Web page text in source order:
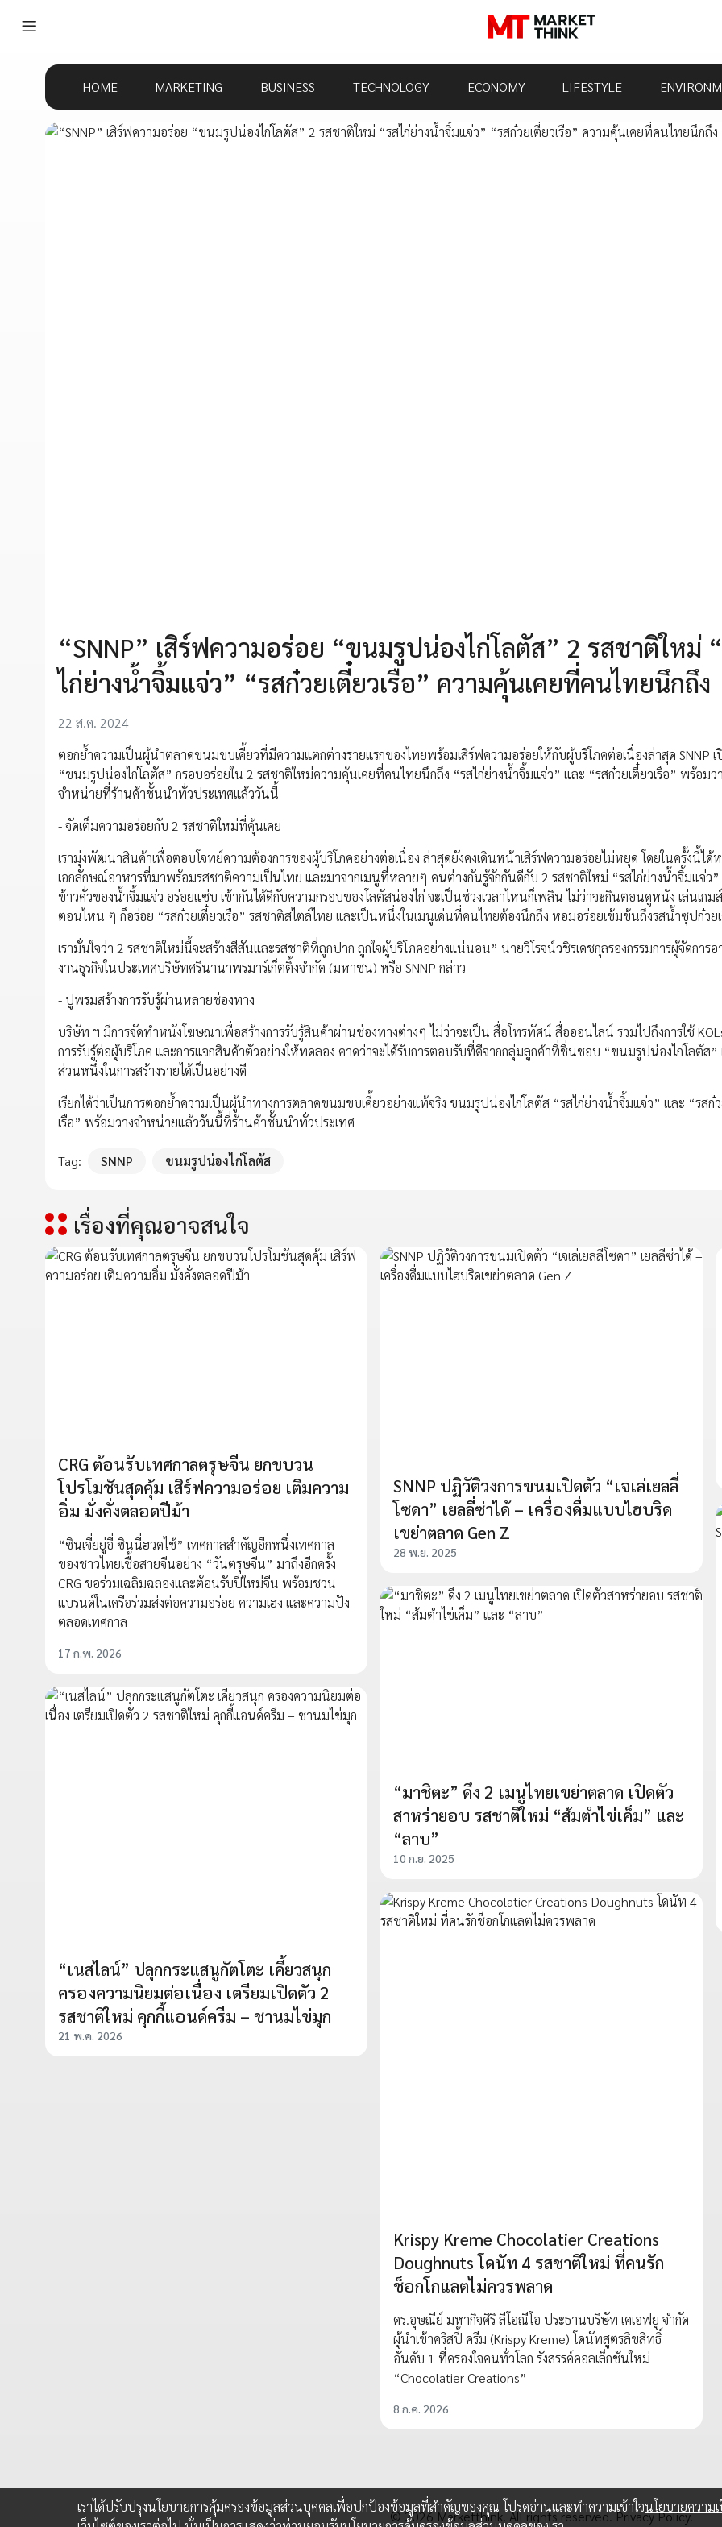
HOME MARKETING BUSINESS TECHNOLOGY ECONOMY LIFESTYLE
“SNNP” เสิร์ฟความอร่อย “ขนมรูปน่องไก่โลตัส” 2 รสชาติใหม่
ไก่ย่างน้ำจิ้มแจ่ว” “รสก๋วยเตี๋ยวเรือ” ความคุ้นเคยที่คนไทยนึกถึง
22 ส.ค. 2024
ตอกย้ำความเป็นผู้นำตลาดขนมขบเคี้ยวที่มีความแตกต่างรายแรกของไทยพร้อมเสิร์ฟความอร่อยให้กับผู้บริโภคต่อเนื่องล่าสุด SNNP เ
“ขนมรูปน่องไก่โลตัส” กรอบอร่อยใน 2 รสชาติใหม่ความคุ้นเคยที่คนไทยนึกถึง “รสไก่ย่างน้ำจิ้มแจ่ว” และ “รสก๋วยเตี๋ยวเรือ” พร้อมว
จำหน่ายที่ร้านค้าชั้นนำทั่วประเทศแล้ววันนี้
- จัดเต็มความอร่อยกับ 2 รสชาติใหม่ที่คุ้นเคย
เรามุ่งพัฒนาสินค้าเพื่อตอบโจทย์ความต้องการของผู้บริโภคอย่างต่อเนื่อง ล่าสุดยังคงเดินหน้าเสิร์ฟความอร่อยไม่หยุด โดยในครั้งนี้ได้
เอกลักษณ์อาหารที่มาพร้อมรสชาติความเป็นไทย และมาจากเมนูที่หลายๆ คนต่างกันรู้จักกันดีกับ 2 รสชาติใหม่ “รสไก่ย่างน้ำจิ้มแจ่ว
ข้าวคั่วของน้ำจิ้มแจ่ว อร่อยแซ่บ เข้ากันได้ดีกับความกรอบของโลตัสน่องไก่ จะเป็นช่วงเวลาไหนก็เพลิน ไม่ว่าจะกินตอนดูหนัง เล่นเกม
ตอนไหน ๆ ก็อร่อย “รสก๋วยเตี๋ยวเรือ” รสชาติสไตล์ไทย และเป็นหนึ่งในเมนูเด่นที่คนไทยต้องนึกถึง หอมอร่อยเข้มข้นถึงรสน้ำซุปก๋วยเ
เรามั่นใจว่า 2 รสชาติใหม่นี้จะสร้างสีสันและรสชาติที่ถูกปาก ถูกใจผู้บริโภคอย่างแน่นอน” นายวิโรจน์วชิรเดชกุลรองกรรมการผู้จัดการอ
งานธุรกิจในประเทศบริษัทศรีนานาพรมาร์เก็ตติ้งจำกัด (มหาชน) หรือ SNNP กล่าว
- ปูพรมสร้างการรับรู้ผ่านหลายช่องทาง
บริษัท ฯ มีการจัดทำหนังโฆษณาเพื่อสร้างการรับรู้สินค้าผ่านช่องทางต่างๆ ไม่ว่าจะเป็น สื่อโทรทัศน์ สื่อออนไลน์ รวมไปถึงการใช้
การรับรู้ต่อผู้บริโภค และการแจกสินค้าตัวอย่างให้ทดลอง คาดว่าจะได้รับการตอบรับที่ดีจากกลุ่มลูกค้าที่ชื่นชอบ “ขนมรูปน่องไก่โลตัส”
ส่วนหนึ่งในการสร้างรายได้เป็นอย่างดี
เรียกได้ว่าเป็นการตอกย้ำความเป็นผู้นำทางการตลาดขนมขบเคี้ยวอย่างแท้จริง ขนมรูปน่องไก่โลตัส “รสไก่ย่างน้ำจิ้มแจ่ว” และ “รสก๋
เรือ” พร้อมวางจำหน่ายแล้ววันนี้ที่ร้านค้าชั้นนำทั่วประเทศ
Tag: SNNP ขนมรูปน่องไก่โลตัส
เรื่องที่คุณอาจสนใจ
CRG ต้อนรับเทศกาลตรุษจีน ยกขบวน
โปรโมชันสุดคุ้ม เสิร์ฟความอร่อย เติมความ
อิ่ม มั่งคั่งตลอดปีม้า
“ซินเจี่ยยู่อี่ ซินนี่ฮวดไช้” เทศกาลสำคัญอีกหนึ่งเทศกาล
ของชาวไทยเชื้อสายจีนอย่าง “วันตรุษจีน” มาถึงอีกครั้ง
CRG ขอร่วมเฉลิมฉลองและต้อนรับปีใหม่จีน พร้อมชวน
แบรนด์ในเครือร่วมส่งต่อความอร่อย ความเฮง และความปัง
ตลอดเทศกาล
17 ก.พ. 2026
SNNP ปฏิวัติวงการขนมเปิดตัว “เจเล่เยลลี่
โซดา” เยลลี่ซ่าได้ – เครื่องดื่มแบบไฮบริด
เขย่าตลาด Gen Z
28 พ.ย. 2025
“มาชิตะ” ดึง 2 เมนูไทยเขย่าตลาด เปิดตัว
สาหร่ายอบ รสชาติใหม่ “ส้มตำไข่เค็ม” และ
“ลาบ”
10 ก.ย. 2025
“เนสไลน์” ปลุกกระแสนูกัตโตะ เคี้ยวสนุก
ครองความนิยมต่อเนื่อง เตรียมเปิดตัว 2
รสชาติใหม่ คุกกี้แอนด์ครีม – ชานมไข่มุก
21 พ.ค. 2026
Krispy Kreme Chocolatier Creations
Doughnuts โดนัท 4 รสชาติใหม่ ที่คนรัก
ช็อกโกแลตไม่ควรพลาด
ดร.อุษณีย์ มหากิจศิริ ลีโอณีโอ ประธานบริษัท เคเอฟยู จำกัด
ผู้นำเข้าคริสปี้ ครีม (Krispy Kreme) โดนัทสูตรลิขสิทธิ์
อันดับ 1 ที่ครองใจคนทั่วโลก รังสรรค์คอลเล็กชันใหม่
“Chocolatier Creations”
8 ก.ค. 2026
© 2026 Marketthink. All rights reserved.Privacy Policy.
เราได้ปรับปรุงนโยบายการคุ้มครองข้อมูลส่วนบุคคลเพื่อปกป้องข้อมูลที่สำคัญของคุณ โปรดอ่านและทำความเข้าใจนโยบายความ